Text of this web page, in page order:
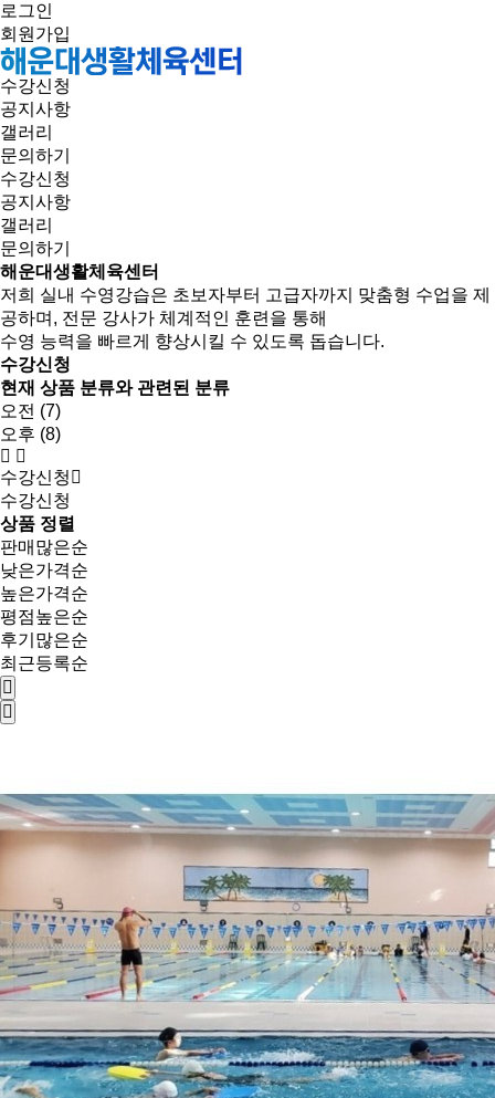
로그인
회원가입
수강신청
공지사항
갤러리
문의하기
수강신청
공지사항
갤러리
문의하기
해운대생활체육센터
저희 실내 수영강습은 초보자부터 고급자까지 맞춤형 수업을 제
공하며, 전문 강사가 체계적인 훈련을 통해
수영 능력을 빠르게 향상시킬 수 있도록 돕습니다.
수강신청
현재 상품 분류와 관련된 분류
오전 (7)
오후 (8)
수강신청
수강신청
상품 정렬
판매많은순
낮은가격순
높은가격순
평점높은순
후기많은순
최근등록순